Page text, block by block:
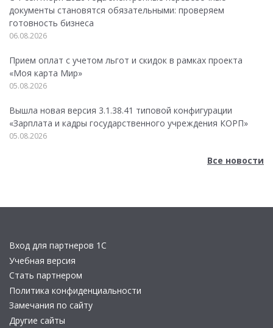
документы становятся обязательными: проверяем
готовность бизнеса
06.08.2026
Прием оплат с учетом льгот и скидок в рамках проекта
«Моя карта Мир»
05.08.2026
Вышла новая версия 3.1.38.41 типовой конфигурации
«Зарплата и кадры государственного учреждения КОРП»
05.08.2026
Все новости
Вход для партнеров 1С
Учебная версия
Стать партнером
Политика конфиденциальности
Замечания по сайту
Другие сайты